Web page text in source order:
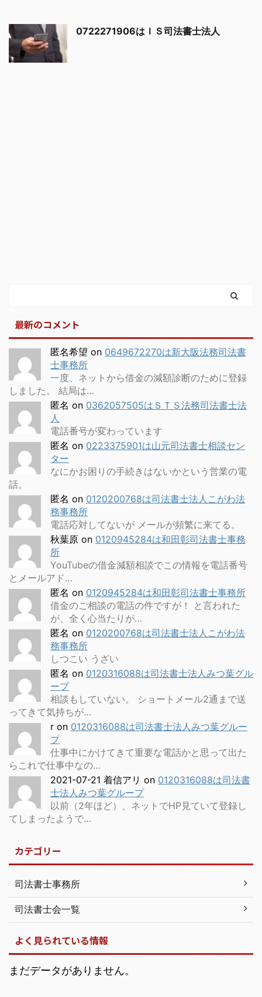
0722271906はＩＳ司法書士法人
最新のコメント
匿名希望 on 0649672270は新大阪法務司法書
士事務所
一度、ネットから借金の減額診断のために登録
しました。 結局は…
匿名 on 0362057505はＳＴＳ法務司法書士法
人
電話番号が変わっています
匿名 on 0223375901は山元司法書士相談セン
ター
なにかお困りの手続きはないかという営業の電
話。
匿名 on 0120200768は司法書士法人こがわ法
務事務所
電話応対してないが メールが頻繁に来てる。
秋葉原 on 0120945284は和田彰司法書士事務
所
YouTubeの借金減額相談でこの情報を電話番号
とメールアド…
匿名 on 0120945284は和田彰司法書士事務所
借金のご相談の電話の件ですが！ と言われた
が、全く心当たりが…
匿名 on 0120200768は司法書士法人こがわ法
務事務所
しつこい うざい
匿名 on 0120316088は司法書士法人みつ葉グル
ープ
相談もしていない。 ショートメール2通まで送
ってきて気持ちが…
r on 0120316088は司法書士法人みつ葉グルー
プ
仕事中にかけてきて重要な電話かと思って出た
らこれで仕事中なの…
2021-07-21 着信アリ on 0120316088は司法書
士法人みつ葉グループ
以前（2年ほど）、ネットでHP見ていて登録し
てしまったようで…
カテゴリー
司法書士事務所
司法書士会一覧
よく見られている情報
まだデータがありません。